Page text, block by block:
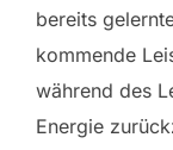
bereits
kommende
während des
Energie